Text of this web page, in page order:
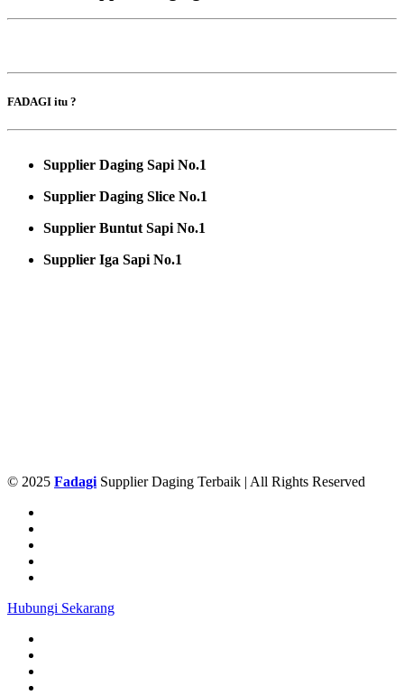
FADAGI itu ?
Supplier Daging Sapi No.1
Supplier Daging Slice No.1
Supplier Buntut Sapi No.1
Supplier Iga Sapi No.1
© 2025 Fadagi Supplier Daging Terbaik | All Rights Reserved
Hubungi Sekarang